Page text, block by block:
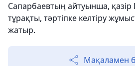
Сапарбаевтың айтуынша,
тұрақты, тәртіпке келтіру
жатыр.
Мақаламен